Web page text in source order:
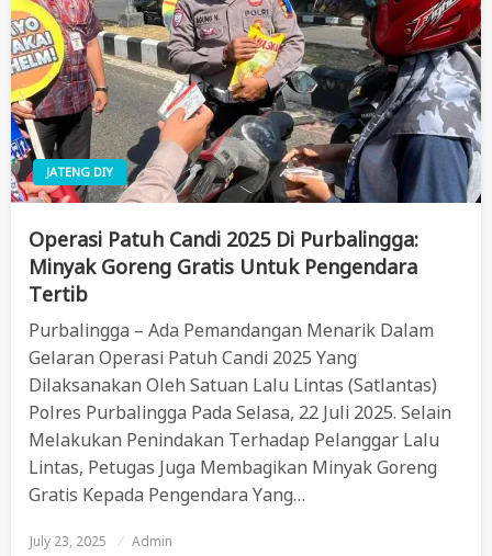
JATENG DIY
Operasi Patuh Candi 2025 Di Purbalingga:
Minyak Goreng Gratis Untuk Pengendara
Tertib
Purbalingga – Ada Pemandangan Menarik Dalam
Gelaran Operasi Patuh Candi 2025 Yang
Dilaksanakan Oleh Satuan Lalu Lintas (Satlantas)
Polres Purbalingga Pada Selasa, 22 Juli 2025. Selain
Melakukan Penindakan Terhadap Pelanggar Lalu
Lintas, Petugas Juga Membagikan Minyak Goreng
Gratis Kepada Pengendara Yang…
Posted
July 23, 2025 Admin